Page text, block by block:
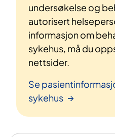
undersøkelse og
autorisert
informasjon om
sykehus, må du
nettsider.
Se
sykehus